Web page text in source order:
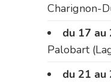
Charignon-
du 17 au
Palobart
du 21 au